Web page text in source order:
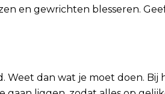
en gewrichten blesseren.
Weet dan wat je moet doen. Bij